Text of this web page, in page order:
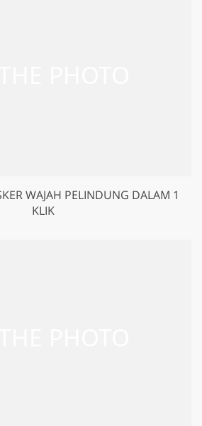
WAJAH PELINDUNG DALAM 1
KLIK